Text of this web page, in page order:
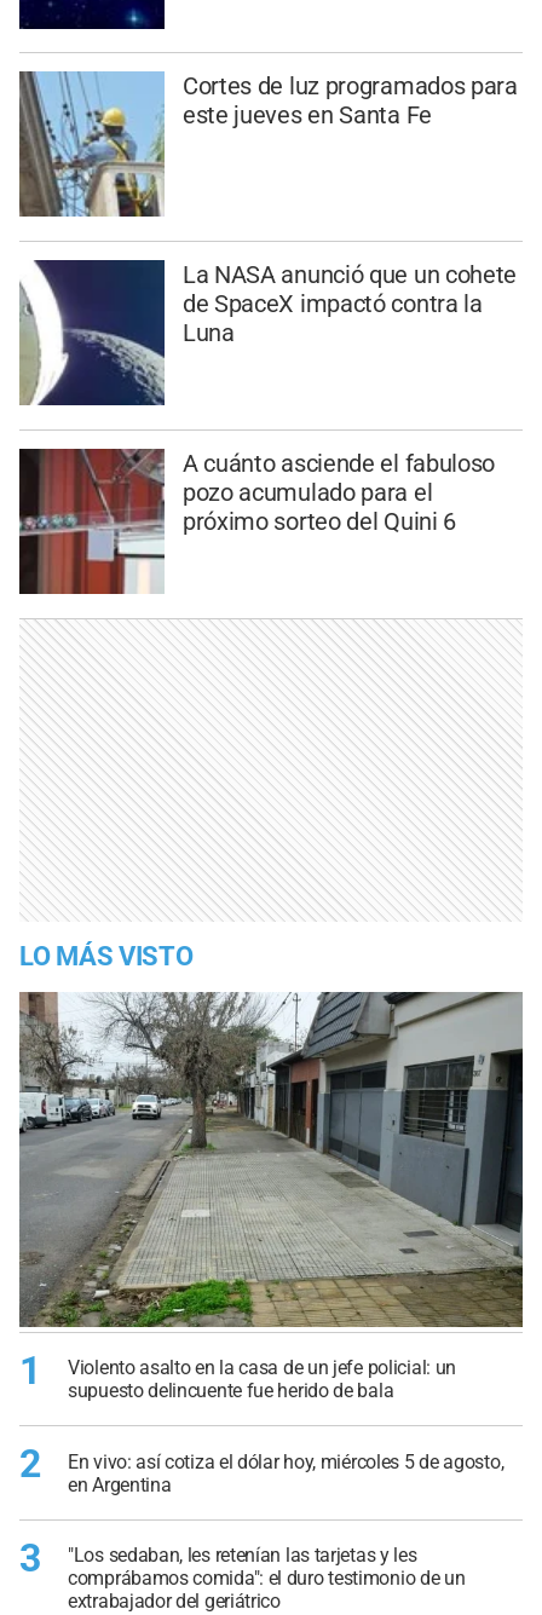
Cortes de luz programados para
este jueves en Santa Fe
La NASA anunció que un cohete
de SpaceX impactó contra la
Luna
A cuánto asciende el fabuloso
pozo acumulado para el
próximo sorteo del Quini 6
LO MÁS VISTO
1
Violento asalto en la casa de un jefe policial: un
supuesto delincuente fue herido de bala
2
En vivo: así cotiza el dólar hoy, miércoles 5 de agosto,
en Argentina
3
"Los sedaban, les retenían las tarjetas y les
comprábamos comida": el duro testimonio de un
extrabajador del geriátrico